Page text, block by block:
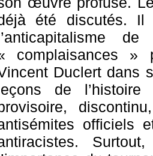
été discutés. Il
complaisances »
Duclert dans
de
officiels